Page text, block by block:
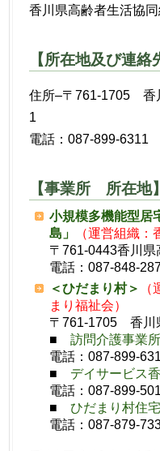
香川県高齢者生活協
【所在地及び連絡
住所–〒761-1705 香
1
電話：087-899-6311
【事業所 所在地】
小規模多機能型居
島」
（運営組織：
〒761-0443香川県
電話：087-848-
＜ひだまり村＞
まり福祉会）
〒761-1705 香川
■訪問介護事業
電話：087-899-
■ デイサービス
電話：087-899-
■ひだまり村住
電話：087-879-